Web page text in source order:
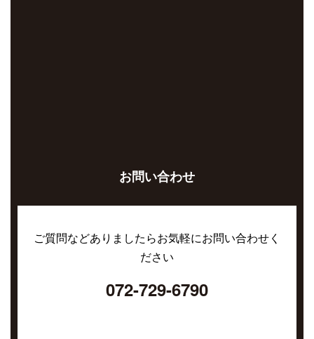
お問い合わせ
ご質問などありましたらお気軽にお問い合わせく
ださい
072-729-6790